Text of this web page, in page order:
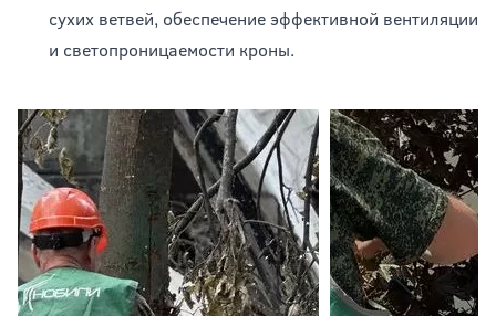
сухих ветвей, обеспечение эффективной вентиляции
и светопроницаемости кроны.